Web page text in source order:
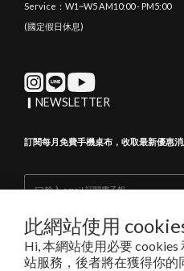
此網站使用
Hi, 本網站使用必要 cookies
站服務，後者將在獲得你的
Service：W1~W5 AM10:00 - PM5:00
(國定假日休息)
▎NEWSLETTER
訂閱每月免費手機桌布，收取最新優惠消
Subscribe